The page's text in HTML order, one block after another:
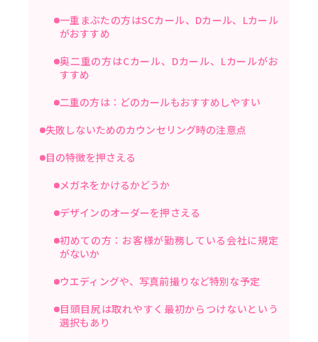
一重まぶたの方はSCカール、Dカール、Lカール
がおすすめ
奥二重の方はCカール、Dカール、Lカールがお
すすめ
二重の方は：どのカールもおすすめしやすい
失敗しないためのカウンセリング時の注意点
目の特徴を押さえる
メガネをかけるかどうか
デザインのオーダーを押さえる
初めての方：お客様が勤務している会社に規定
がないか
ウエディングや、写真前撮りなど特別な予定
目頭目尻は取れやすく最初からつけないという
選択もあり